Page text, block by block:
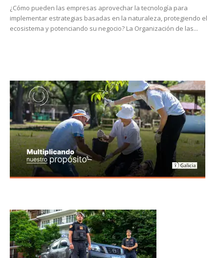
¿Cómo pueden las empresas aprovechar la tecnología para
implementar estrategias basadas en la naturaleza, protegiendo el
ecosistema y potenciando su negocio? La Organización de las...